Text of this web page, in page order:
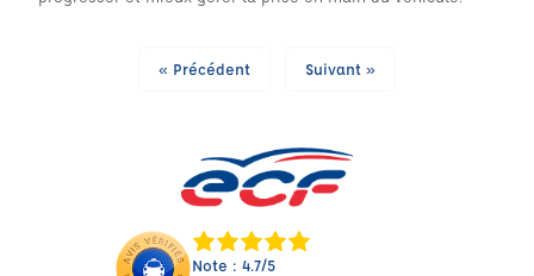
« Précédent Suivant »
Note : 4.7/5